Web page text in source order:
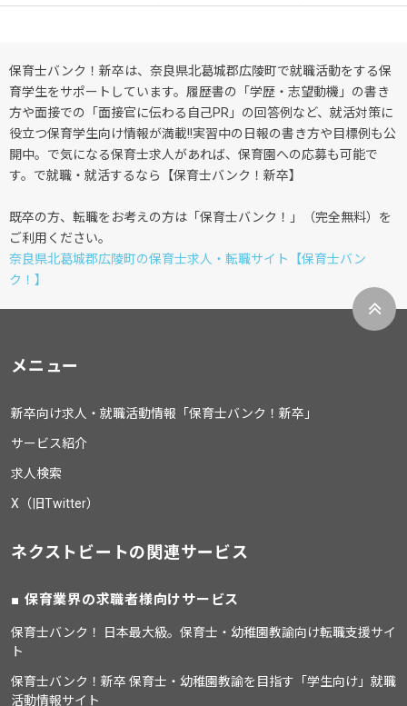
保育士バンク！新卒は、奈良県北葛城郡広陵町で就職活動をする保
育学生をサポートしています。履歴書の「学歴・志望動機」の書き
方や面接での「面接官に伝わる自己PR」の回答例など、就活対策に
役立つ保育学生向け情報が満載!!実習中の日報の書き方や目標例も公
開中。で気になる保育士求人があれば、保育園への応募も可能で
す。で就職・就活するなら【保育士バンク！新卒】
既卒の方、転職をお考えの方は「保育士バンク！」（完全無料）を
ご利用ください。
奈良県北葛城郡広陵町の保育士求人・転職サイト【保育士バン
ク！】
メニュー
新卒向け求人・就職活動情報「保育士バンク！新卒」
サービス紹介
求人検索
X（旧Twitter）
ネクストビートの関連サービス
保育業界の求職者様向けサービス
保育士バンク！ 日本最大級。保育士・幼稚園教諭向け転職支援サイ
ト
保育士バンク！新卒 保育士・幼稚園教諭を目指す「学生向け」就職
活動情報サイト